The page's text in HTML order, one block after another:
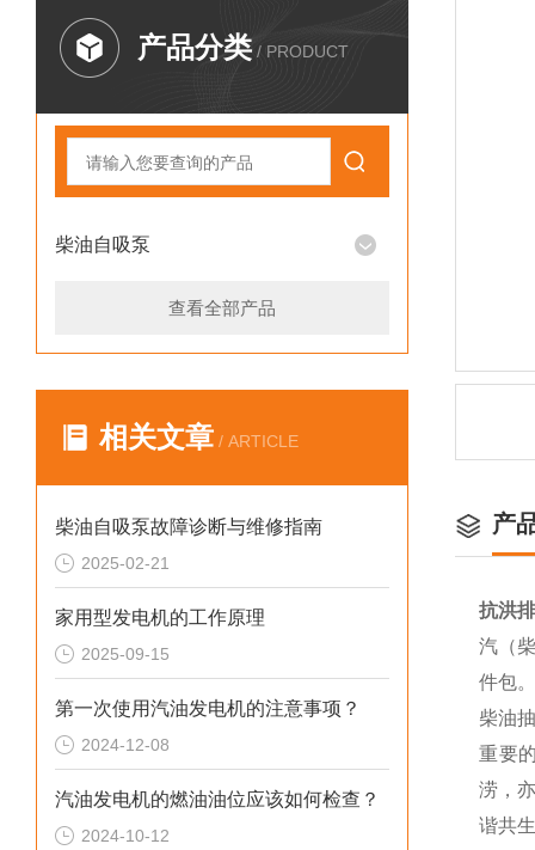
产品分类 / PRODUCT
柴油自吸泵
查看全部产品
相关文章 / ARTICLE
柴油自吸泵故障诊断与维修指南
2025-02-21
家用型发电机的工作原理
2025-09-15
第一次使用汽油发电机的注意事项？
2024-12-08
汽油发电机的燃油油位应该如何检查？
2024-10-12
产
抗洪
汽（
件包。
柴油
重要
涝，
谐共